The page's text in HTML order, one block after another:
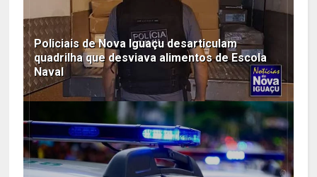
Policiais de Nova Iguaçu desarticulam
quadrilha que desviava alimentos de Escola
Naval